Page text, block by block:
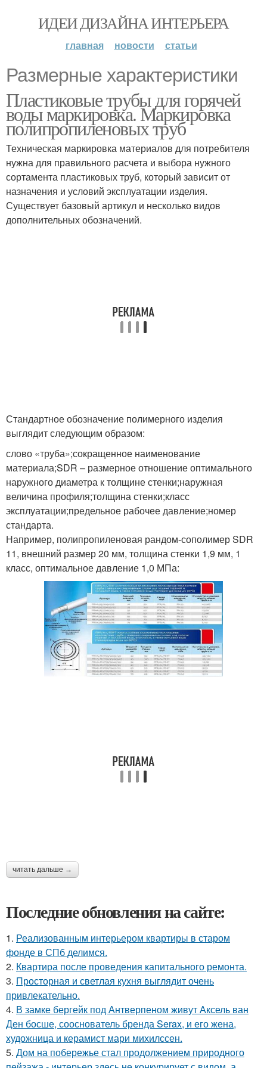
ИДЕИ ДИЗАЙНА ИНТЕРЬЕРА
главная новости статьи
Размерные характеристики
Пластиковые трубы для горячей
воды маркировка. Маркировка
полипропиленовых труб
Техническая маркировка материалов для потребителя
нужна для правильного расчета и выбора нужного
сортамента пластиковых труб, который зависит от
назначения и условий эксплуатации изделия.
Существует базовый артикул и несколько видов
дополнительных обозначений.
Стандартное обозначение полимерного изделия
выглядит следующим образом:
слово «труба»;сокращенное наименование
материала;SDR – размерное отношение оптимального
наружного диаметра к толщине стенки;наружная
величина профиля;толщина стенки;класс
эксплуатации;предельное рабочее давление;номер
стандарта.
Например, полипропиленовая рандом-сополимер SDR
11, внешний размер 20 мм, толщина стенки 1,9 мм, 1
класс, оптимальное давление 1,0 МПа:
читать дальше →
Последние обновления на сайте:
1. Реализованным интерьером квартиры в старом
фонде в СПб делимся.
2. Квартира после проведения капитального ремонта.
3. Просторная и светлая кухня выглядит очень
привлекательно.
4. В замке бергейк под Антверпеном живут Аксель ван
Ден босше, сооснователь бренда Serax, и его жена,
художница и керамист мари михилссен.
5. Дом на побережье стал продолжением природного